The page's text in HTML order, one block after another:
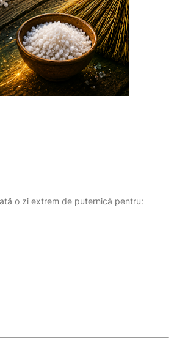
o zi extrem de puternică pentru: